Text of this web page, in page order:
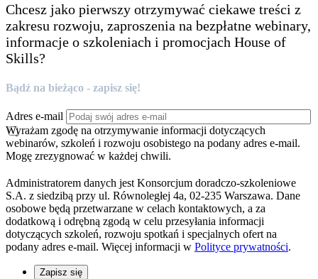
Chcesz jako pierwszy otrzymywać ciekawe treści z
zakresu rozwoju, zaproszenia na bezpłatne webinary,
informacje o szkoleniach i promocjach House of
Skills?
Bądź na bieżąco - zapisz się!
Adres e-mail
Wyrażam zgodę na otrzymywanie informacji dotyczących
webinarów, szkoleń i rozwoju osobistego na podany adres e-mail.
Mogę zrezygnować w każdej chwili.
Administratorem danych jest Konsorcjum doradczo-szkoleniowe
S.A. z siedzibą przy ul. Równoległej 4a, 02-235 Warszawa. Dane
osobowe będą przetwarzane w celach kontaktowych, a za
dodatkową i odrębną zgodą w celu przesyłania informacji
dotyczących szkoleń, rozwoju spotkań i specjalnych ofert na
podany adres e-mail. Więcej informacji w Polityce prywatności.
Zapisz się